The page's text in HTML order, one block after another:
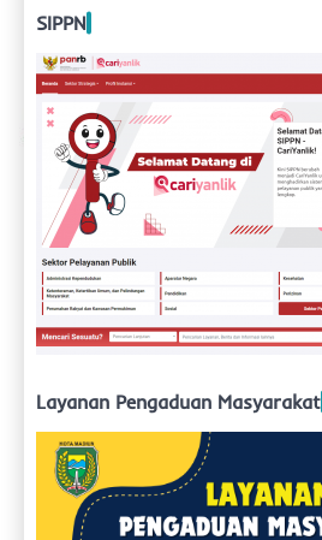
SIPPN
Layanan Pengaduan Masyarakat